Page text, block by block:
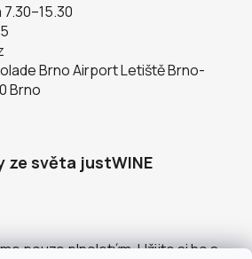
Brno Airport Letiště Brno-
Brno
ze světa justWINE
pouze plnoletým. Užijte si ho s